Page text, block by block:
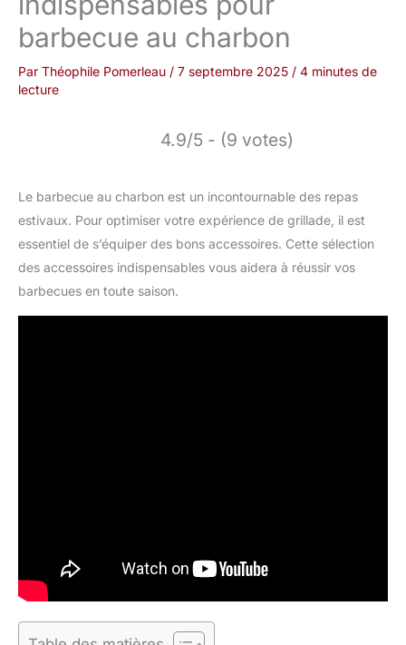
barbecue au charbon
Par Théophile Pomerleau / 7 septembre 2025 / 4 minutes de
lecture
4.9/5 - (9 votes)
Le barbecue au charbon est un incontournable des repas
estivaux. Pour optimiser votre expérience de grillade, il est
essentiel de s’équiper des bons accessoires. Cette sélection
des accessoires indispensables vous aidera à réussir vos
barbecues en toute saison.